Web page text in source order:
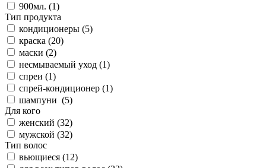
900мл. (1)
Тип продукта
кондиционеры (5)
краска (20)
маски (2)
несмываемый уход (1)
спреи (1)
спрей-кондиционер (1)
шампуни (5)
Для кого
женский (32)
мужской (32)
Тип волос
вьющиеся (12)